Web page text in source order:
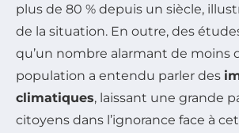
plus de 80 % depuis un siècle,
de la situation. En outre, des
qu’un nombre alarmant de moins
population a entendu parler des
climatiques, laissant une grande
citoyens dans l’ignorance face à